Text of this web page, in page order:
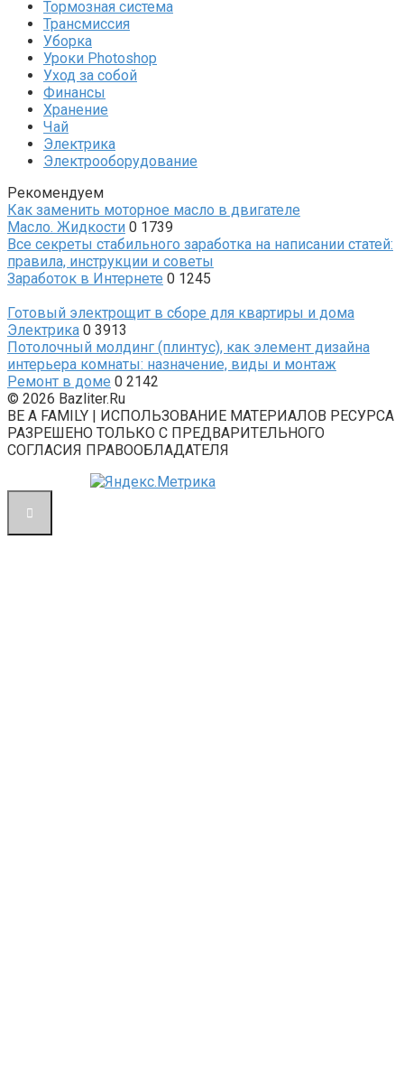
Тормозная система
Трансмиссия
Уборка
Уроки Photoshop
Уход за собой
Финансы
Хранение
Чай
Электрика
Электрооборудование
Рекомендуем
Как заменить моторное масло в двигателе
Масло. Жидкости 0 1739
Все секреты стабильного заработка на написании статей:
правила, инструкции и советы
Заработок в Интернете 0 1245
Готовый электрощит в сборе для квартиры и дома
Электрика 0 3913
Потолочный молдинг (плинтус), как элемент дизайна
интерьера комнаты: назначение, виды и монтаж
Ремонт в доме 0 2142
© 2026 Bazliter.Ru
BE A FAMILY | ИСПОЛЬЗОВАНИЕ МАТЕРИАЛОВ РЕСУРСА
РАЗРЕШЕНО ТОЛЬКО С ПРЕДВАРИТЕЛЬНОГО
СОГЛАСИЯ ПРАВООБЛАДАТЕЛЯ